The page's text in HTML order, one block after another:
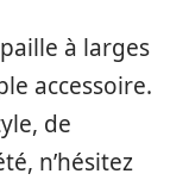
à larges
accessoire.
de
n’hésitez